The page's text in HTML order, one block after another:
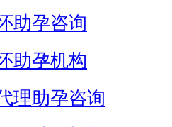
助孕咨询
助孕机构
理助孕咨询